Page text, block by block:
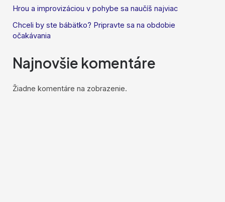
Hrou a improvizáciou v pohybe sa naučíš najviac
Chceli by ste bábätko? Pripravte sa na obdobie
očakávania
Najnovšie komentáre
Žiadne komentáre na zobrazenie.